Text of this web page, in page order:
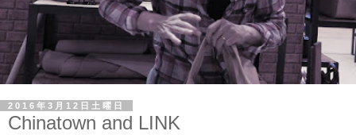
2016年3月12日土曜日
Chinatown and LINK